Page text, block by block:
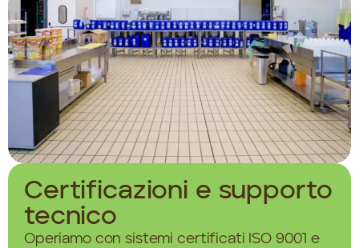
Certificazioni e supporto
tecnico
Operiamo con sistemi certificati ISO 9001 e